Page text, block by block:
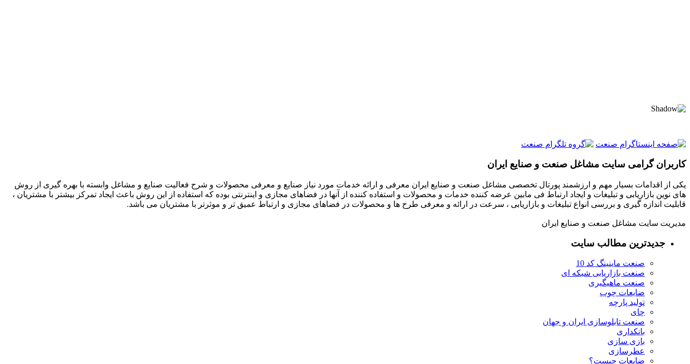
کاربران گرامی سایت مشاغل صنعت و صنایع ایران
یکی از اقدامات بسیار مهم و ارزشمند پورتال تخصصی مشاغل صنعت و صنایع ایران معرفی و ارائه خدمات مورد نیاز صنایع و معرفی محصولات و شرح فعالیت صنایع و مشاغل وابسته با بهره گیری از روش
های نوین بازاریابی و تبلیغات و ایجاد ارتباط فی مابین عرضه کننده خدمات و محصولات و استفاده کننده از آنها در فضاهای مجازی و اینترنتی بوده که استفاده از این روش باعث ایجاد تمرکز بیشتر با مشتریان ،
قابلیت اندازه گیری و بررسی انواع تبلیغات و بازاریابی ، سرعت در ارائه و معرفی طرح ها و محصولات در فضاهای مجازی و ارتباط عمیق تر و موثرتر با مشتریان می باشد.
مدیریت سایت مشاغل صنعت و صنایع ایران
جدیدترین مطالب سایت
صنعت ماینینگ کد 10
صنعت بازاریابی شبکه ای
صنعت ماهیگیری
ضایعات چوب
تولید پارچه
چای
صنعت تابلوسازی ایران و جهان
بانکداری
بازی سازی
عطرسازی
ضایعات چیست؟